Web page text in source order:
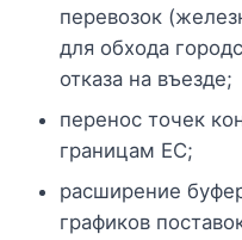
перевозок
для обхода
отказа на въезде;
перенос точек
границам ЕС;
расширение
графиков